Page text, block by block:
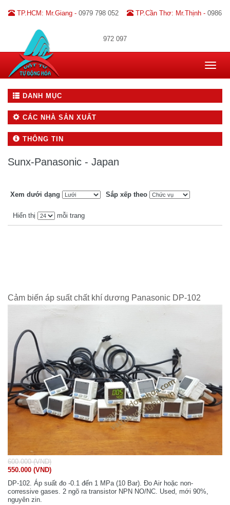
TP.HCM: Mr.Giang - 0979 798 052 TP.Cần Thơ: Mr.Thịnh - 0986
972 097
Toggle
DANH MỤC
CÁC NHÀ SẢN XUẤT
THÔNG TIN
Sunx-Panasonic - Japan
Xem dưới dạng Sắp xếp theo
Hiển thị mỗi trang
Cảm biến áp suất chất khí dương Panasonic DP-102
600.000 (VND)
550.000 (VND)
DP-102. Áp suất đo -0.1 đến 1 MPa (10 Bar). Đo Air hoặc non-
corressive gases. 2 ngõ ra transistor NPN NO/NC. Used, mới 90%,
nguyên zin.